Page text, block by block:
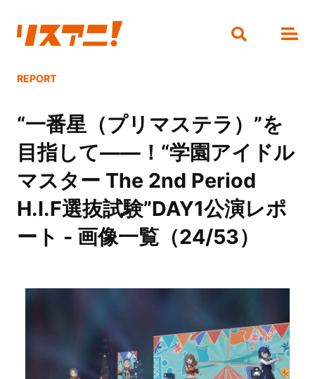
REPORT
“一番星（プリマステラ）”を
目指して――！“学園アイドル
マスター The 2nd Period
H.I.F選抜試験”DAY1公演レポ
ート - 画像一覧（24/53）